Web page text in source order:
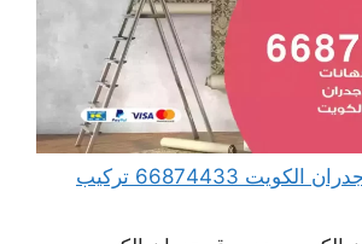
فني تركيب ورق جدران الكويت 66874433 تركيب